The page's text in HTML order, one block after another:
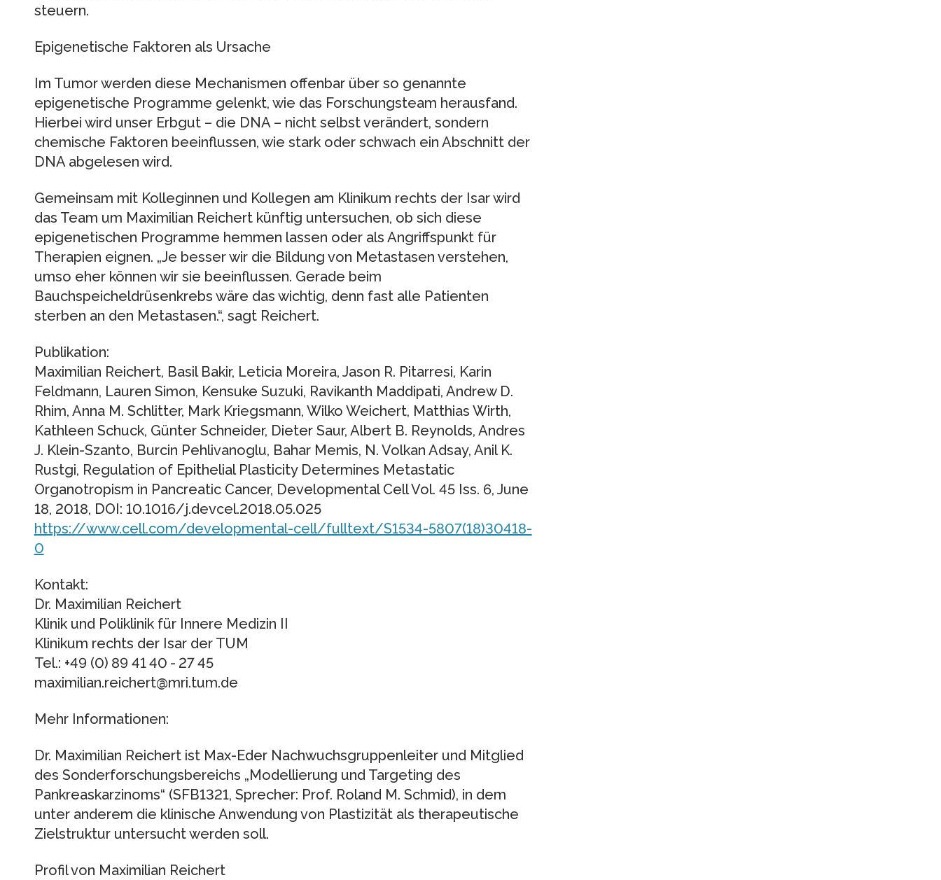
steuern.
Epigenetische Faktoren als Ursache
Im Tumor werden diese Mechanismen offenbar über so genannte
epigenetische Programme gelenkt, wie das Forschungsteam herausfand.
Hierbei wird unser Erbgut – die DNA – nicht selbst verändert, sondern
chemische Faktoren beeinflussen, wie stark oder schwach ein Abschnitt der
DNA abgelesen wird.
Gemeinsam mit Kolleginnen und Kollegen am Klinikum rechts der Isar wird
das Team um Maximilian Reichert künftig untersuchen, ob sich diese
epigenetischen Programme hemmen lassen oder als Angriffspunkt für
Therapien eignen. „Je besser wir die Bildung von Metastasen verstehen,
umso eher können wir sie beeinflussen. Gerade beim
Bauchspeicheldrüsenkrebs wäre das wichtig, denn fast alle Patienten
sterben an den Metastasen.“, sagt Reichert.
Publikation:
Maximilian Reichert, Basil Bakir, Leticia Moreira, Jason R. Pitarresi, Karin
Feldmann, Lauren Simon, Kensuke Suzuki, Ravikanth Maddipati, Andrew D.
Rhim, Anna M. Schlitter, Mark Kriegsmann, Wilko Weichert, Matthias Wirth,
Kathleen Schuck, Günter Schneider, Dieter Saur, Albert B. Reynolds, Andres
J. Klein-Szanto, Burcin Pehlivanoglu, Bahar Memis, N. Volkan Adsay, Anil K.
Rustgi, Regulation of Epithelial Plasticity Determines Metastatic
Organotropism in Pancreatic Cancer, Developmental Cell Vol. 45 Iss. 6, June
18, 2018, DOI: 10.1016/j.devcel.2018.05.025
https://www.cell.com/developmental-cell/fulltext/S1534-5807(18)30418-
0
Kontakt:
Dr. Maximilian Reichert
Klinik und Poliklinik für Innere Medizin II
Klinikum rechts der Isar der TUM
Tel.: +49 (0) 89 41 40 - 27 45
maximilian.reichert@mri.tum.de
Mehr Informationen:
Dr. Maximilian Reichert ist Max-Eder Nachwuchsgruppenleiter und Mitglied
des Sonderforschungsbereichs „Modellierung und Targeting des
Pankreaskarzinoms“ (SFB1321, Sprecher: Prof. Roland M. Schmid), in dem
unter anderem die klinische Anwendung von Plastizität als therapeutische
Zielstruktur untersucht werden soll.
Profil von Maximilian Reichert